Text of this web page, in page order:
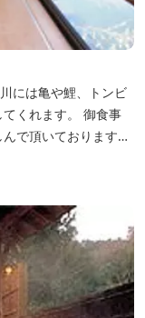
には亀や鯉、トンビ
くれます。 御食事
で頂いております。